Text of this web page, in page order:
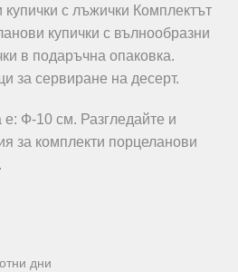
с лъжички Комплектът
купички с вълнообразни
в подаръчна опаковка.
за сервиране на десерт.
е: Ф-10 см. Разгледайте и
за комплекти порцеланови
дни